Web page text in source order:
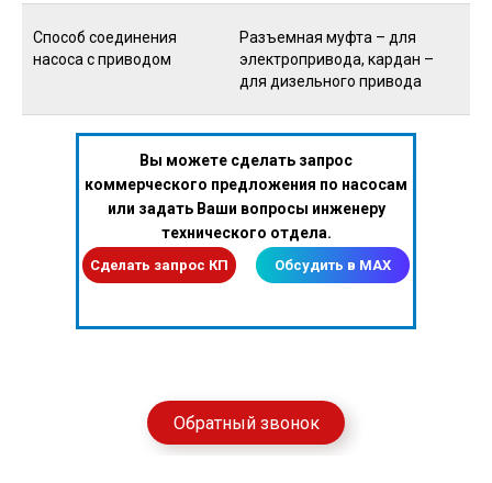
Способ соединения
насоса с приводом
Разъемная муфта – для
электропривода, кардан –
для дизельного привода
Вы можете сделать запрос
коммерческого предложения по насосам
или задать Ваши вопросы инженеру
технического отдела.
Сделать запрос КП Обсудить в MAX
Обратный звонок